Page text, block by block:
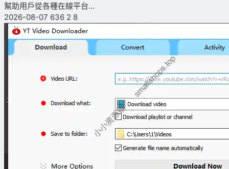
幫助用戶從各種在線平台...
2026-08-07 636 2 8